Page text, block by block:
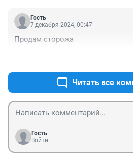
Гость
7 декабря 2024, 00:47
Продам сторожа
Читать все
Гость
Войти